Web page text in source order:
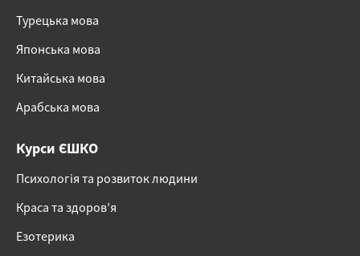
Турецька мова
Японська мова
Китайська мова
Арабська мова
Курси ЄШКО
Психологія та розвиток людини
Краса та здоров’я
Езотерика